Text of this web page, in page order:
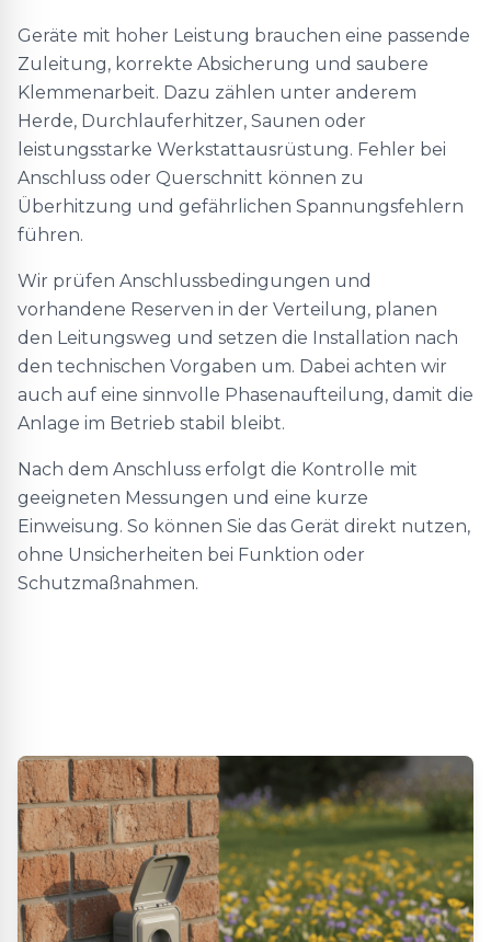
Geräte mit hoher Leistung brauchen eine passende
Zuleitung, korrekte Absicherung und saubere
Klemmenarbeit. Dazu zählen unter anderem
Herde, Durchlauferhitzer, Saunen oder
leistungsstarke Werkstattausrüstung. Fehler bei
Anschluss oder Querschnitt können zu
Überhitzung und gefährlichen Spannungsfehlern
führen.
Wir prüfen Anschlussbedingungen und
vorhandene Reserven in der Verteilung, planen
den Leitungsweg und setzen die Installation nach
den technischen Vorgaben um. Dabei achten wir
auch auf eine sinnvolle Phasenaufteilung, damit die
Anlage im Betrieb stabil bleibt.
Nach dem Anschluss erfolgt die Kontrolle mit
geeigneten Messungen und eine kurze
Einweisung. So können Sie das Gerät direkt nutzen,
ohne Unsicherheiten bei Funktion oder
Schutzmaßnahmen.